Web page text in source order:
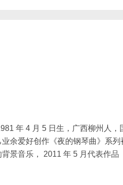
年 4 月 5 日生，广西柳州人
余爱好创作《夜的钢琴曲》系
景音乐， 2011 年 5 月代表作